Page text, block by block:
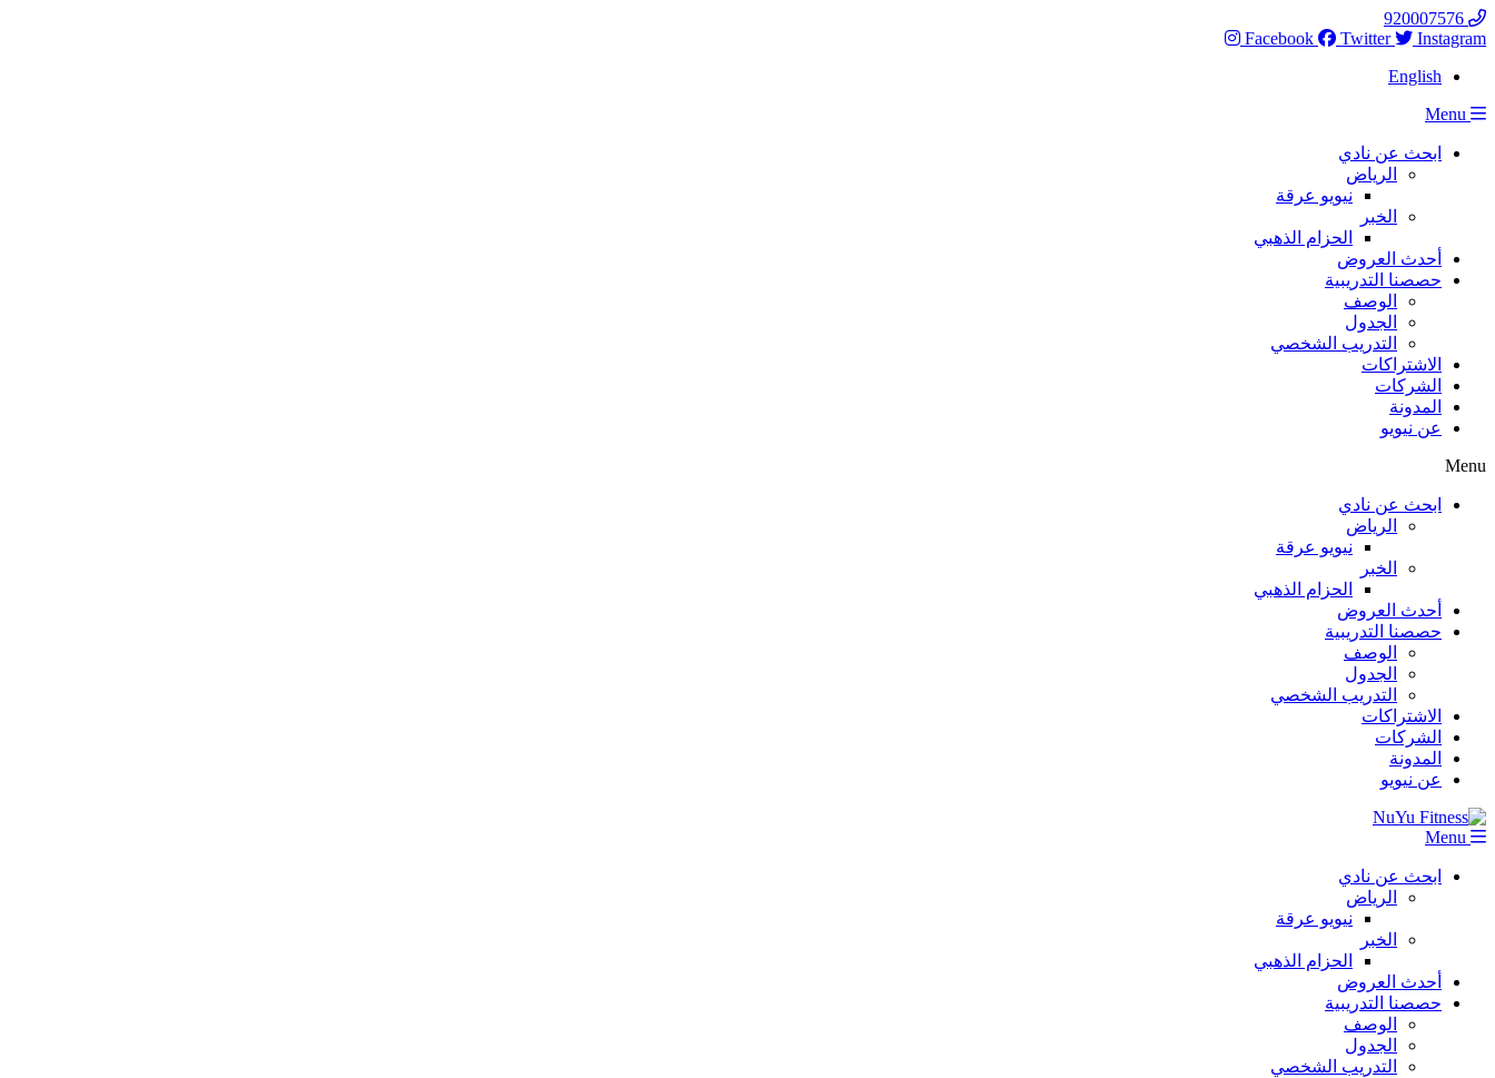
Skip
to
920007576
Facebook
Twitter
Instagram
English
Menu
ابحث عن نادي
الرياض
نيويو عرقة
الخبر
الحزام الذهبي
أحدث العروض
حصصنا التدريبية
الوصف
الجدول
التدريب الشخصي
الاشتراكات
الشركات
المدونة
عن نيويو
Menu
ابحث عن نادي
الرياض
نيويو عرقة
الخبر
الحزام الذهبي
أحدث العروض
حصصنا التدريبية
الوصف
الجدول
التدريب الشخصي
الاشتراكات
الشركات
المدونة
عن نيويو
Menu
ابحث عن نادي
الرياض
نيويو عرقة
الخبر
الحزام الذهبي
أحدث العروض
حصصنا التدريبية
الوصف
الجدول
التدريب الشخصي